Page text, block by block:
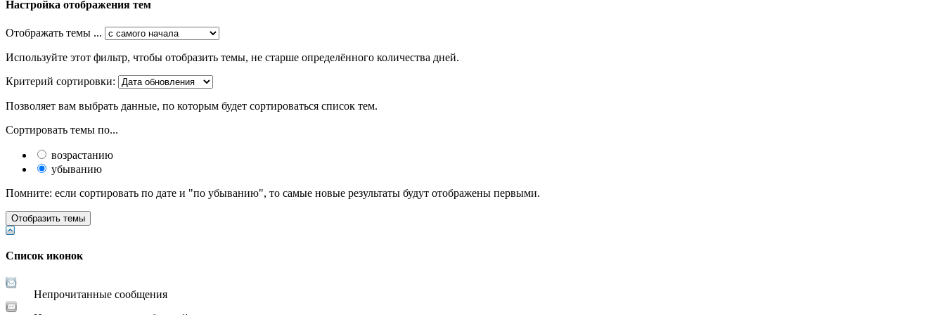
Настройка отображения тем
Отображать темы ...
Используйте этот фильтр, чтобы отобразить темы, не старше определённого количества дней.
Критерий сортировки:
Позволяет вам выбрать данные, по которым будет сортироваться список тем.
Сортировать темы по...
возрастанию
убыванию
Помните: если сортировать по дате и "по убыванию", то самые новые результаты будут отображены первыми.
Список иконок
Непрочитанные сообщения